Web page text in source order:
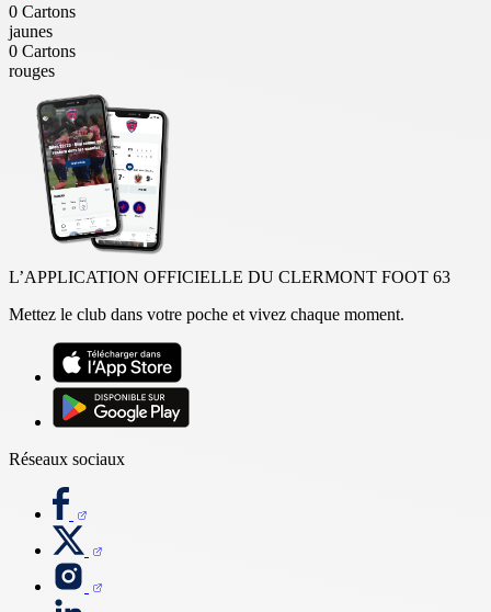
0 Cartons
jaunes
0 Cartons
rouges
L’APPLICATION OFFICIELLE DU CLERMONT FOOT 63
Mettez le club dans votre poche et vivez chaque moment.
Réseaux sociaux